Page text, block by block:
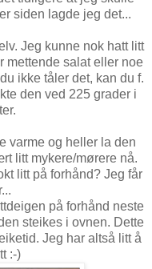
siden lagde jeg det...
Jeg kunne nok hatt litt
mettende salat eller noe
ikke tåler det, kan du f.
den ved 225 grader i
varme og heller la den
litt mykere/mørere nå.
litt på forhånd? Jeg får
på forhånd neste
steikes i ovnen. Dette
Jeg har altså litt å
:-)